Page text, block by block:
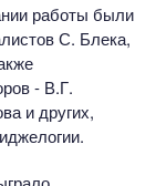
работы были
С. Блека,
- В.Г.
и других,